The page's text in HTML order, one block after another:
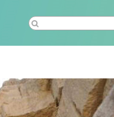
物 複合領域
数物系科学